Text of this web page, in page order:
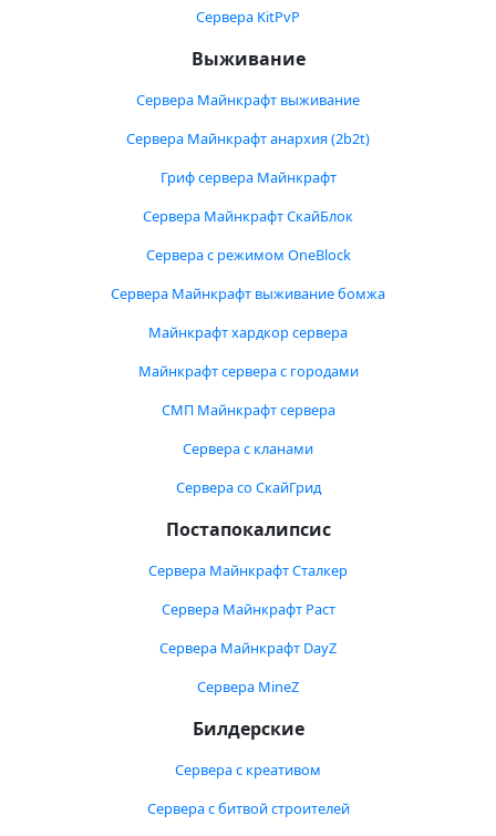
Сервера KitPvP
Выживание
Сервера Майнкрафт выживание
Сервера Майнкрафт анархия (2b2t)
Гриф сервера Майнкрафт
Сервера Майнкрафт СкайБлок
Сервера с режимом OneBlock
Сервера Майнкрафт выживание бомжа
Майнкрафт хардкор сервера
Майнкрафт сервера с городами
СМП Майнкрафт сервера
Сервера с кланами
Сервера со СкайГрид
Постапокалипсис
Сервера Майнкрафт Сталкер
Сервера Майнкрафт Раст
Сервера Майнкрафт DayZ
Сервера MineZ
Билдерские
Сервера с креативом
Сервера с битвой строителей